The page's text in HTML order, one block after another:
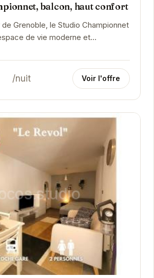
balcon, haut confort
Grenoble, le Studio Championnet
de vie moderne et
balcon privé vous permettra de
/nuit Voir l'offre